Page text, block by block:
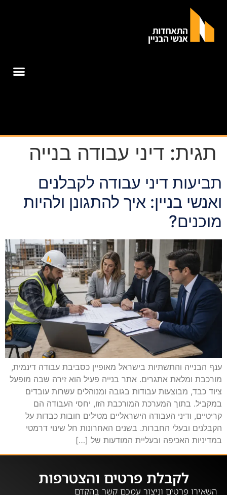
תגית: דיני עבודה בנייה
תביעות דיני עבודה לקבלנים
ואנשי בניין: איך להתגונן ולהיות
מוכנים?
ענף הבנייה והתשתיות בישראל מאופיין כסביבת עבודה דינמית,
מורכבת ומלאת אתגרים. אתר בנייה פעיל הוא זירה שבה מופעל
ציוד כבד, מבוצעות עבודות בגובה ומנוהלים עשרות עובדים
במקביל. בתוך המערכת המורכבת הזו, יחסי העבודה הם
קריטיים, ודיני העבודה הישראליים מטילים חובות כבדות על
הקבלנים ובעלי החברות. בשנים האחרונות חל שינוי דרמטי
במדיניות האכיפה ובעליית המודעות של […]
לקבלת פרטים והצטרפות
השאירו פרטים וניצור עמכם קשר בהקדם